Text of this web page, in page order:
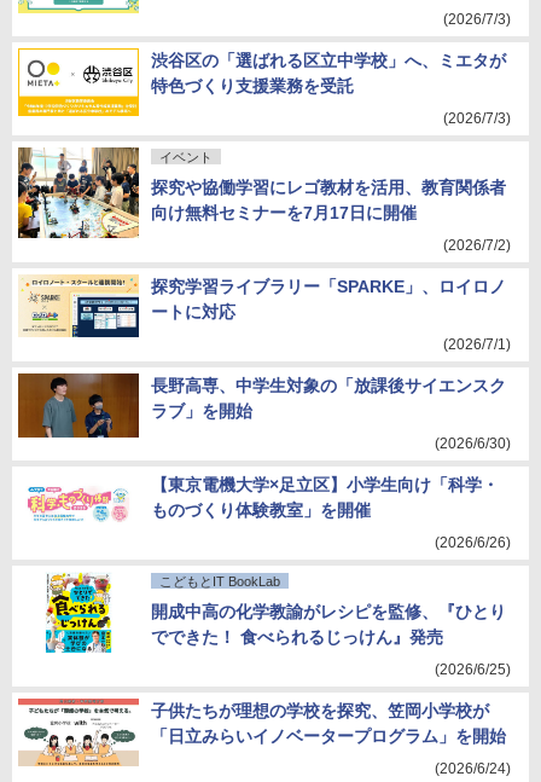
(2026/7/3)
渋谷区の「選ばれる区立中学校」へ、ミエタが
特色づくり支援業務を受託
(2026/7/3)
イベント
探究や協働学習にレゴ教材を活用、教育関係者
向け無料セミナーを7月17日に開催
(2026/7/2)
探究学習ライブラリー「SPARKE」、ロイロノ
ートに対応
(2026/7/1)
長野高専、中学生対象の「放課後サイエンスク
ラブ」を開始
(2026/6/30)
【東京電機大学×足立区】小学生向け「科学・
ものづくり体験教室」を開催
(2026/6/26)
こどもとIT BookLab
開成中高の化学教諭がレシピを監修、『ひとり
でできた！ 食べられるじっけん』発売
(2026/6/25)
子供たちが理想の学校を探究、笠岡小学校が
「日立みらいイノベータープログラム」を開始
(2026/6/24)